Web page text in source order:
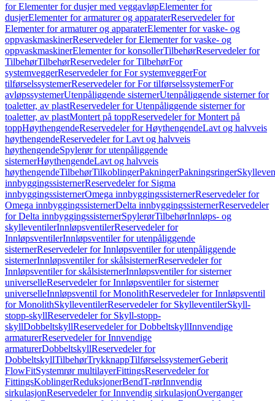
for Elementer for dusjer med veggavløpElementer for
dusjerElementer for armaturer og apparaterReservedeler for
Elementer for armaturer og apparaterElementer for vaske- og
oppvaskmaskinerReservedeler for Elementer for vaske- og
oppvaskmaskinerElementer for konsollerTilbehørReservedeler for
TilbehørTilbehørReservedeler for TilbehørFor
systemveggerReservedeler for For systemveggerFor
tilførselssystemerReservedeler for For tilførselssystemerFor
avløpssystemerUtenpåliggende sisternerUtenpåliggende sisterner for
toaletter, av plastReservedeler for Utenpåliggende sisterner for
toaletter, av plastMontert på toppReservedeler for Montert på
toppHøythengendeReservedeler for HøythengendeLavt og halvveis
høythengendeReservedeler for Lavt og halvveis
høythengendeSpylerør for utenpåliggende
sisternerHøythengendeLavt og halvveis
høythengendeTilbehørTilkoblingerPakningerPakningsringer
innbyggingssisternerReservedeler for Sigma
innbyggingssisternerOmega innbyggingssisternerReservedeler for
Omega innbyggingssisternerDelta innbyggingssisternerReservedeler
for Delta innbyggingssisternerSpylerørTilbehørInnløps- og
skylleventilerInnløpsventilerReservedeler for
InnløpsventilerInnløpsventiler for utenpåliggende
sisternerReservedeler for Innløpsventiler for utenpåliggende
sisternerInnløpsventiler for skålsisternerReservedeler for
Innløpsventiler for skålsisternerInnløpsventiler for sisterner
universelleReservedeler for Innløpsventiler for sisterner
universelleInnløpsventil for MonolithReservedeler for Innløpsventil
for MonolithSkylleventilerReservedeler for SkylleventilerSkyll-
stopp-skyllReservedeler for Skyll-stopp-
skyllDobbeltskyllReservedeler for DobbeltskyllInnvendige
armaturerReservedeler for Innvendige
armaturerDobbeltskyllReservedeler for
DobbeltskyllTilbehørTrykknappTilførselssystemerGeberit
FlowFitSystemrør multilayerFittingsReservedeler for
FittingsKoblingerReduksjonerBendT-rørInnvendig
sirkulasjonReservedeler for Innvendig sirkulasjonOverganger